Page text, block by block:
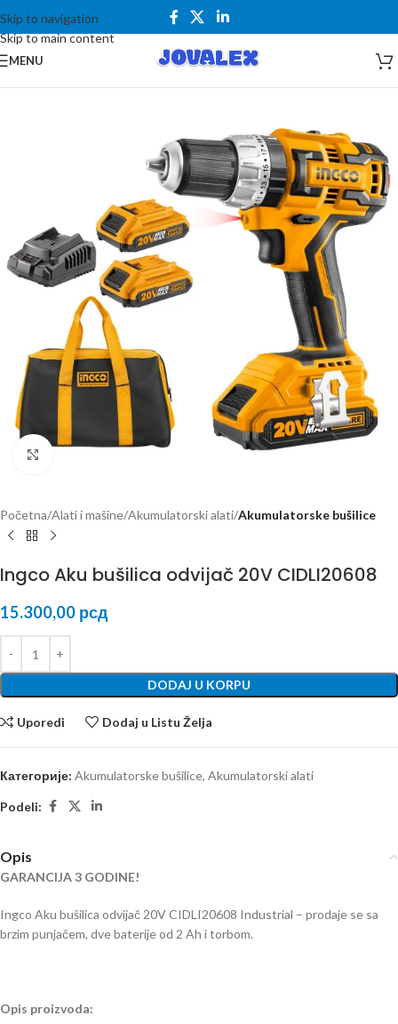
Skip to navigation
Skip to main content
MENU
Početna Alati i mašine Akumulatorski alati Akumulatorske bušilice
Ingco Aku bušilica odvijač 20V CIDLI20608
15.300,00 рсд
DODAJ U KORPU
Uporedi Dodaj u Listu Želja
Категорије: Akumulatorske bušilice, Akumulatorski alati
Podeli:
Opis
GARANCIJA 3 GODINE!
Ingco Aku bušilica odvijač 20V CIDLI20608 Industrial – prodaje se sa
brzim punjačem, dve baterije od 2 Ah i torbom.
Opis proizvoda: